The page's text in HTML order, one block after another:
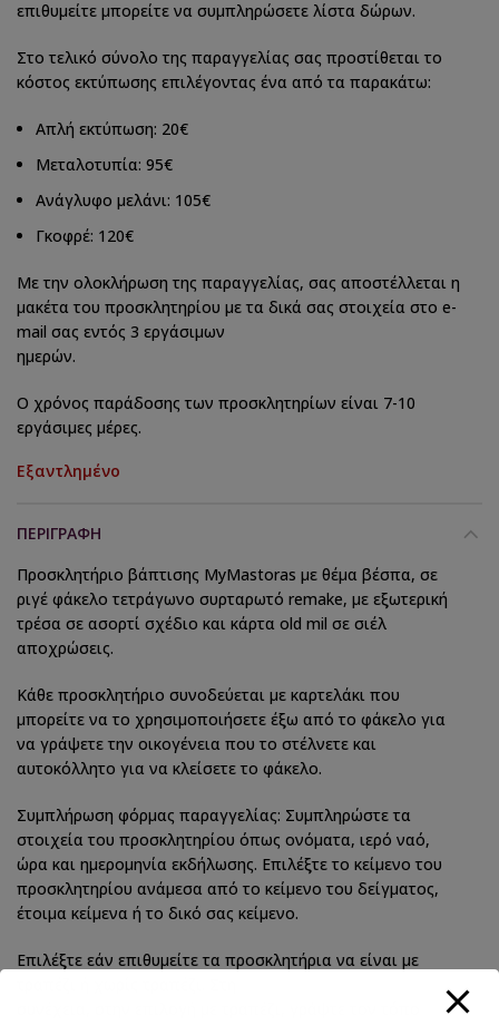
επιθυμείτε μπορείτε να συμπληρώσετε λίστα δώρων.
Στο τελικό σύνολο της παραγγελίας σας προστίθεται το
κόστος εκτύπωσης επιλέγοντας ένα από τα παρακάτω:
Απλή εκτύπωση: 20€
Μεταλοτυπία: 95€
Ανάγλυφο μελάνι: 105€
Γκοφρέ: 120€
Με την ολοκλήρωση της παραγγελίας, σας αποστέλλεται η
μακέτα του προσκλητηρίου με τα δικά σας στοιχεία στο e-
mail σας εντός 3 εργάσιμων
ημερών.
Ο χρόνος παράδοσης των προσκλητηρίων είναι 7-10
εργάσιμες μέρες.
Εξαντλημένο
ΠΕΡΙΓΡΑΦΉ
Προσκλητήριο βάπτισης MyMastoras με θέμα βέσπα, σε
ριγέ φάκελο τετράγωνο συρταρωτό remake, με εξωτερική
τρέσα σε ασορτί σχέδιο και κάρτα old mil σε σιέλ
αποχρώσεις.
Κάθε προσκλητήριο συνοδεύεται με καρτελάκι που
μπορείτε να το χρησιμοποιήσετε έξω από το φάκελο για
να γράψετε την οικογένεια που το στέλνετε και
αυτοκόλλητο για να κλείσετε το φάκελο.
Συμπλήρωση φόρμας παραγγελίας: Συμπληρώστε τα
στοιχεία του προσκλητηρίου όπως ονόματα, ιερό ναό,
ώρα και ημερομηνία εκδήλωσης. Επιλέξτε το κείμενο του
προσκλητηρίου ανάμεσα από το κείμενο του δείγματος,
έτοιμα κείμενα ή το δικό σας κείμενο.
Επιλέξτε εάν επιθυμείτε τα προσκλητήρια να είναι με